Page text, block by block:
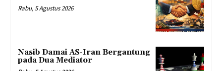
Rabu, 5 Agustus 2026
Nasib Damai AS-Iran Bergantung
pada Dua Mediator